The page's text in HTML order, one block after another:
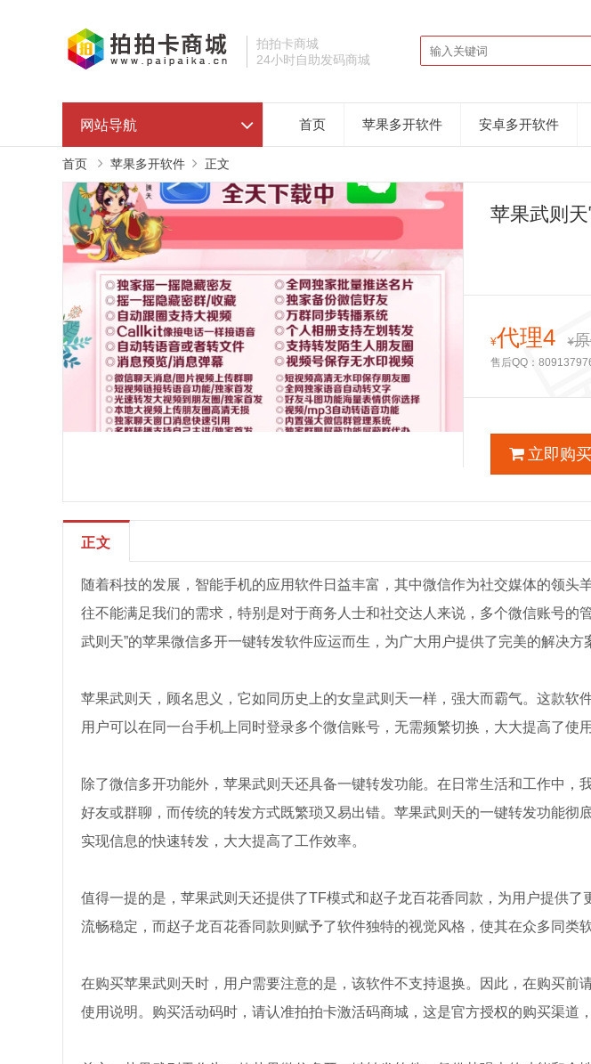
拍拍卡商城
24小时自助发码商城
网站导航 首页 苹果多开软件 安卓多开软件
首页 苹果多开软件 正文
苹果武则
¥代理4 ¥
售后QQ：
立即购买
正文
随着科技的发展，智能手机的应用软件日益丰富，其中微信作为社交媒体的领头
往不能满足我们的需求，特别是对于商务人士和社交达人来说，多个微信账号的
武则天”的苹果微信多开一键转发软件应运而生，为广大用户提供了完美的解决方
苹果武则天，顾名思义，它如同历史上的女皇武则天一样，强大而霸气。这款软
用户可以在同一台手机上同时登录多个微信账号，无需频繁切换，大大提高了使用
除了微信多开功能外，苹果武则天还具备一键转发功能。在日常生活和工作中，
好友或群聊，而传统的转发方式既繁琐又易出错。苹果武则天的一键转发功能彻
实现信息的快速转发，大大提高了工作效率。
值得一提的是，苹果武则天还提供了TF模式和赵子龙百花香同款，为用户提供
流畅稳定，而赵子龙百花香同款则赋予了软件独特的视觉风格，使其在众多同类
在购买苹果武则天时，用户需要注意的是，该软件不支持退换。因此，在购买前
使用说明。购买活动码时，请认准拍拍卡激活码商城，这是官方授权的购买渠道